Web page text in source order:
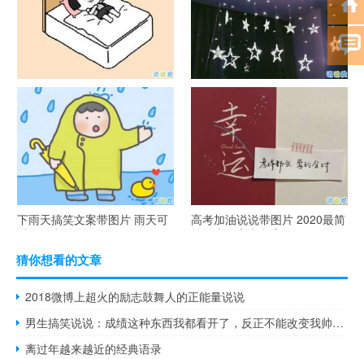
谐音梗土味情话大全带图片 油
腻搞笑的土味情话
很酷的霸气句子带图片 最新霸
气说说高冷范
下雨天搞笑文案带图片 雨天可
以发的幽默句子
高考加油说说带图片 2020最简
单励志的高考文案
猜你想看的文章
2018微博上超火的励志鼓舞人的正能量说说
男生搞笑说说：成绩这种东西我都看开了，反正不能改变我帅的事实
离过年越来越近的经典语录